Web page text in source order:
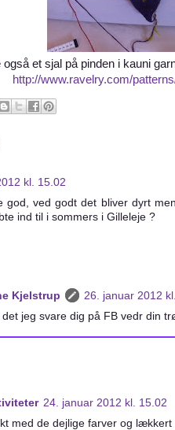
et sjal på pinden i kauni
http://www.ravelry.com/
kl. 15.02
god, ved godt det bliver dyrt
ind til i sommers i Gilleleje ?
Kjelstrup
26. januar 2012
det jeg svare dig på FB vedr din
24. januar 2012 kl. 15.02
med de dejlige farver og lækkert